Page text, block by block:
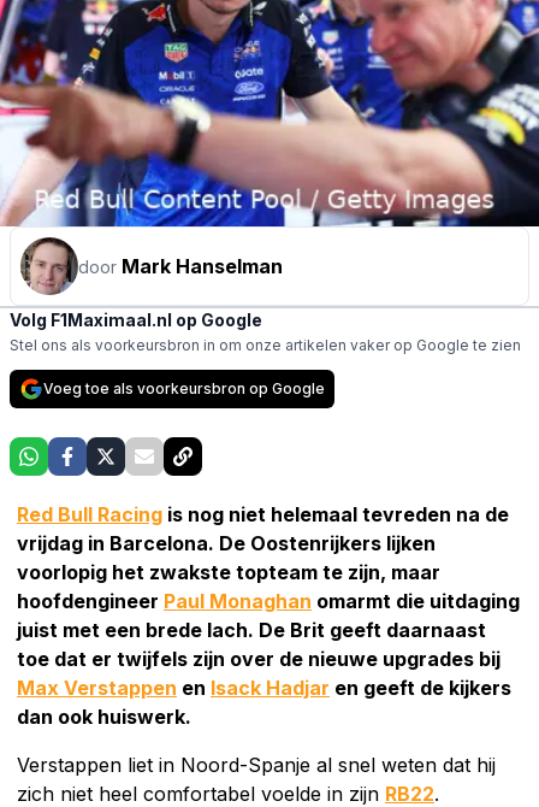
door Mark Hanselman
Volg F1Maximaal.nl op Google
Stel ons als voorkeursbron in om onze artikelen vaker op Google te zien
Voeg toe als voorkeursbron op Google
Red Bull Racing is nog niet helemaal tevreden na de
vrijdag in Barcelona. De Oostenrijkers lijken
voorlopig het zwakste topteam te zijn, maar
hoofdengineer Paul Monaghan omarmt die uitdaging
juist met een brede lach. De Brit geeft daarnaast
toe dat er twijfels zijn over de nieuwe upgrades bij
Max Verstappen en Isack Hadjar en geeft de kijkers
dan ook huiswerk.
Verstappen liet in Noord-Spanje al snel weten dat hij
zich niet heel comfortabel voelde in zijn RB22.